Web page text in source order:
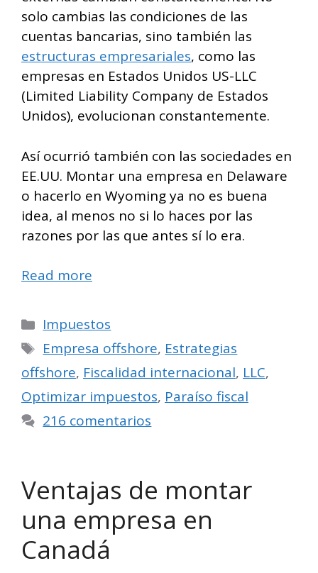
solo cambias las condiciones de las
cuentas bancarias, sino también las
estructuras empresariales, como las
empresas en Estados Unidos US-LLC
(Limited Liability Company de Estados
Unidos), evolucionan constantemente.
Así ocurrió también con las sociedades en
EE.UU. Montar una empresa en Delaware
o hacerlo en Wyoming ya no es buena
idea, al menos no si lo haces por las
razones por las que antes sí lo era.
Read more
Categorías
Impuestos
Etiquetas
Empresa offshore, Estrategias
offshore, Fiscalidad internacional, LLC,
Optimizar impuestos, Paraíso fiscal
216 comentarios
Ventajas de montar
una empresa en
Canadá